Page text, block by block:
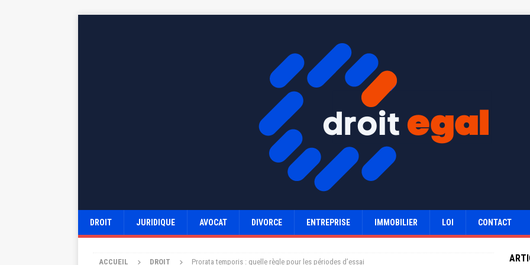
DROIT JURIDIQUE AVOCAT DIVORCE ENTREPRISE IMMOBILIER LOI CONTACT
ACCUEIL DROIT Prorata temporis : quelle règle pour les périodes d’essai